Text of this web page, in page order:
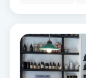
Läpptatuering